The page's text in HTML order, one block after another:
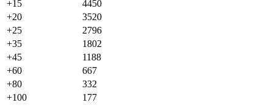
+15
4450
+20
3520
+25
2796
+35
1802
+45
1188
+60
667
+80
332
+100
177